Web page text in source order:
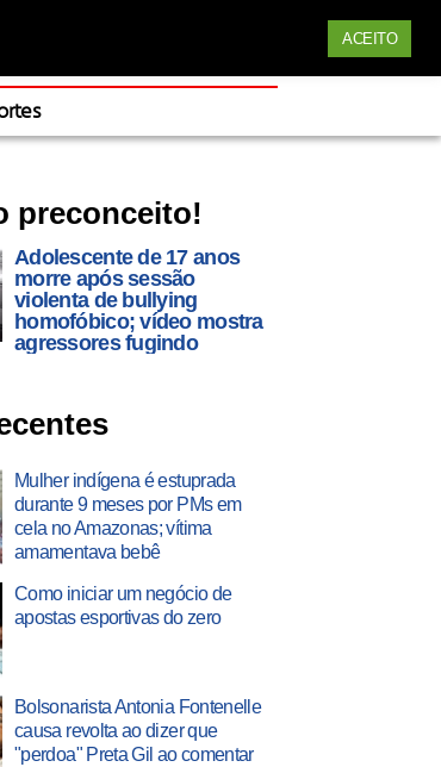
ACEITO
preconceito!
Adolescente de 17 anos
morre após sessão
violenta de bullying
homofóbico; vídeo mostra
agressores fugindo
Mulher indígena é estuprada
durante 9 meses por PMs em
cela no Amazonas; vítima
amamentava bebê
Como iniciar um negócio de
apostas esportivas do zero
Bolsonarista Antonia Fontenelle
causa revolta ao dizer que
"perdoa" Preta Gil ao comentar